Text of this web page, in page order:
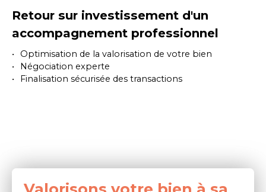
Retour sur investissement d'un
accompagnement professionnel
Optimisation de la valorisation de votre bien
Négociation experte
Finalisation sécurisée des transactions